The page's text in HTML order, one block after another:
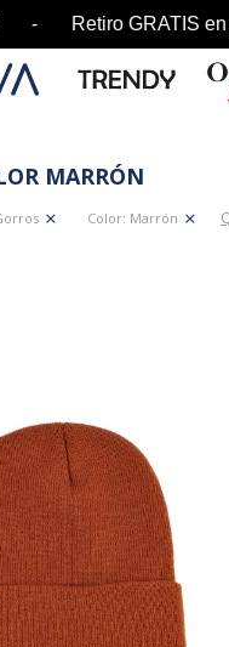
- Retiro
MARRÓN
Color: Marrón